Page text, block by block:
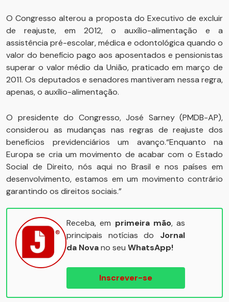
O Congresso alterou a proposta do Executivo de excluir
de reajuste, em 2012, o auxílio-alimentação e a
assistência pré-escolar, médica e odontológica quando o
valor do benefício pago aos aposentados e pensionistas
superar o valor médio da União, praticado em março de
2011. Os deputados e senadores mantiveram nessa regra,
apenas, o auxílio-alimentação.
O presidente do Congresso, José Sarney (PMDB-AP),
considerou as mudanças nas regras de reajuste dos
benefícios previdenciários um avanço.“Enquanto na
Europa se cria um movimento de acabar com o Estado
Social de Direito, nós aqui no Brasil e nos países em
desenvolvimento, estamos em um movimento contrário
garantindo os direitos sociais.”
Receba, em primeira mão, as
principais notícias do Jornal
da Novano seu WhatsApp!
Inscrever-se